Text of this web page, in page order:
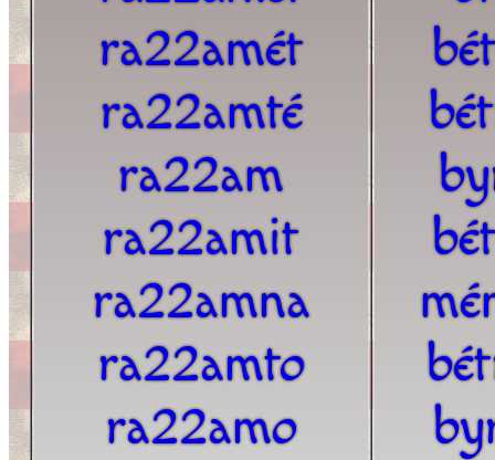
ra22amét
ra22amté
ra22am
ra22amit
ra22amna
ra22amto
ra22amo